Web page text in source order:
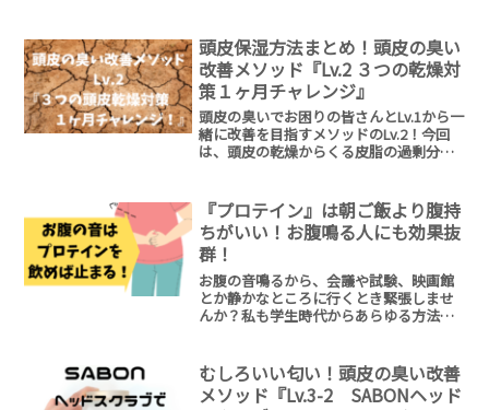
善メソッドです！試してみて下さいね♪
頭皮保湿方法まとめ！頭皮の臭い
改善メソッド『Lv.2 ３つの乾燥対
策１ヶ月チャレンジ』
頭皮の臭いでお困りの皆さんとLv.1から一
緒に改善を目指すメソッドのLv.2！今回
は、頭皮の乾燥からくる皮脂の過剰分泌
キャルプトナー』をおすすめします！
『プロテイン』は朝ご飯より腹持
ちがいい！お腹鳴る人にも効果抜
群！
お腹の音鳴るから、会議や試験、映画館
とか静かなところに行くとき緊張しませ
んか？私も学生時代からあらゆる方法を
ご紹介！お腹の音を気にしない生活を手
に入れましょう！
むしろいい匂い！頭皮の臭い改善
メソッド『Lv.3-2 SABONヘッド